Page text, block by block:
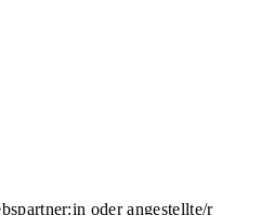
oder angestellte/r